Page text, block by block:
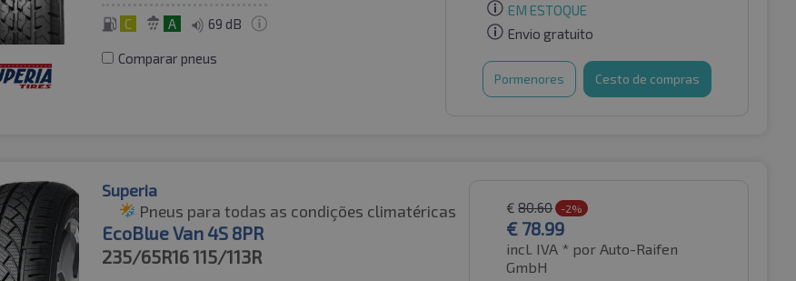
C A 69 dB
Comparar pneus
EM ESTOQUE
Envio gratuito
Pormenores Cesto de compras
Superia
Pneus para todas as condições climatéricas
EcoBlue Van 4S 8PR
235/65R16115/113R
€ 80.60 -2%
€ 78.99
incl. IVA * por Auto-Raifen
GmbH